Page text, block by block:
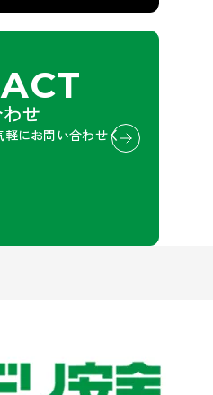
せ
軽にお問い合わせく